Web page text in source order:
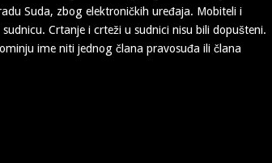
Suda, zbog elektroničkih uređaja. Mobiteli i
Crtanje i crteži u sudnici nisu bili dopušteni.
ime niti jednog člana pravosuđa ili člana